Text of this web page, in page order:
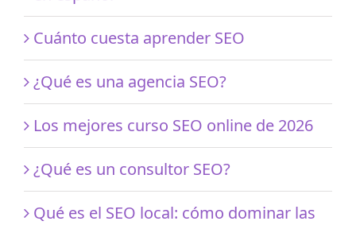
Cuánto cuesta aprender SEO
¿Qué es una agencia SEO?
Los mejores curso SEO online de 2026
¿Qué es un consultor SEO?
Qué es el SEO local: cómo dominar las